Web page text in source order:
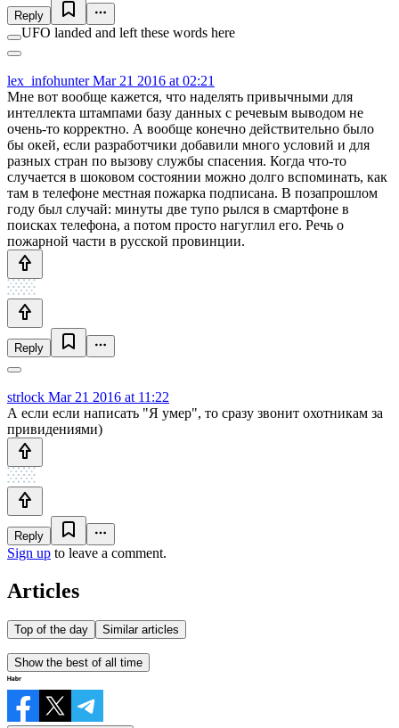
Reply
UFO landed and left these words here
lex_infohunterMar 21 2016 at 02:21
Мне вот вообще кажется, что наделять привычными для
интеллекта штампами базу данных с речевым выводом не
очень-то корректно. А вообще конечно действительно было
бы окей, если разработчики добавили много условий и для
разных стран по вызову службы спасения. Когда что-то
случается в шоковом состоянии можно долго вспоминать, как
там в телефоне местная пожарка подписана. В позапрошлом
году был случай: минуты две тупо рылся в смартфоне в
поисках телефона, а потом просто нагуглил его. Речь о
пожарной части в русской провинции.
Reply
strlock Mar 21 2016 at 11:22
А если если написать "Я умер", то сразу звонит охотникам за
привидениями)
Reply
Sign up to leave a comment.
Articles
Top of the day Similar articles
Show the best of all time